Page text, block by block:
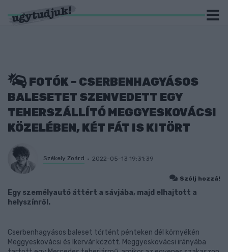
FOTÓK – CSERBENHAGYÁSOS
BALESETET SZENVEDETT EGY
TEHERSZÁLLÍTÓ MEGGYESKOVÁCSI
KÖZELÉBEN, KÉT FÁT IS KITÖRT
Székely Zoárd 2022-05-13 19:31:39
Szólj hozzá!
Egy személyautó áttért a sávjába, majd elhajtott a
helyszínről.
Cserbenhagyásos baleset történt pénteken dél környékén
Meggyeskovácsi és Ikervár között. Meggyeskovácsi irányába